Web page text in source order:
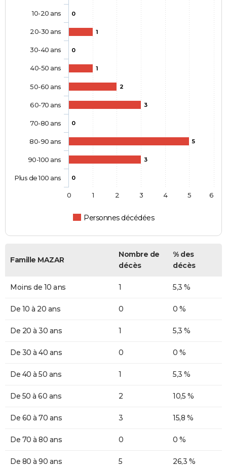
0
1
0
1
2
3
0
5
3
0
Personnes décédées
10-20 ans
20-30 ans
30-40 ans
40-50 ans
50-60 ans
60-70 ans
70-80 ans
80-90 ans
90-100 ans
Plus de 100 ans
0 1 2 3 4 5 6
Famille MAZAR
Nombre de
décès
% des
décès
Moins de 10 ans 1 5,3 %
De 10 à 20 ans 0 0 %
De 20 à 30 ans 1 5,3 %
De 30 à 40 ans 0 0 %
De 40 à 50 ans 1 5,3 %
De 50 à 60 ans 2 10,5 %
De 60 à 70 ans 3 15,8 %
De 70 à 80 ans 0 0 %
De 80 à 90 ans 5 26,3 %